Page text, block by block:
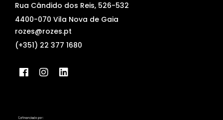
Rua Cândido dos Reis, 526-532
4400-070 Vila Nova de Gaia
rozes@rozes.pt
(+351) 22 377 1680